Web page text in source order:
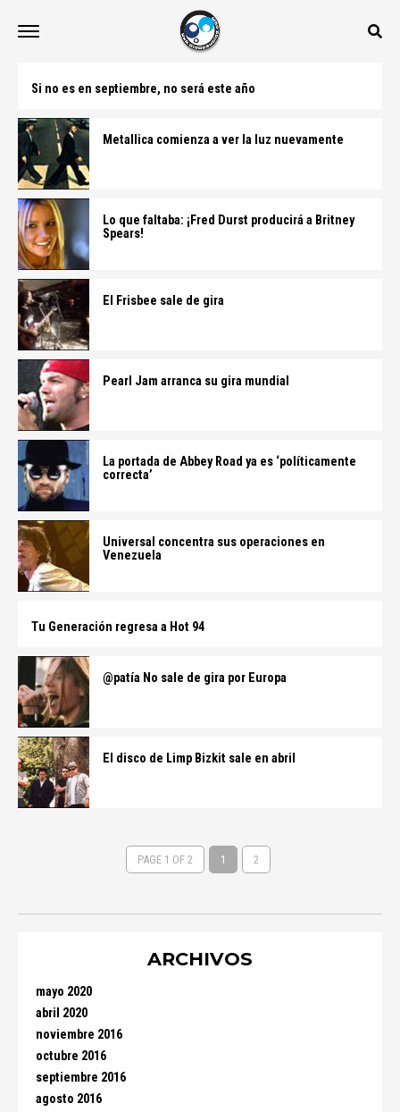
Si no es en septiembre, no será este año
Metallica comienza a ver la luz nuevamente
Lo que faltaba: ¡Fred Durst producirá a Britney
Spears!
El Frisbee sale de gira
Pearl Jam arranca su gira mundial
La portada de Abbey Road ya es ‘políticamente
correcta’
Universal concentra sus operaciones en
Venezuela
Tu Generación regresa a Hot 94
@patía No sale de gira por Europa
El disco de Limp Bizkit sale en abril
PAGE 1 OF 2 1 2
ARCHIVOS
mayo 2020
abril 2020
noviembre 2016
octubre 2016
septiembre 2016
agosto 2016